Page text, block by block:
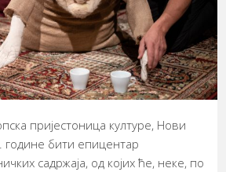
пријестоница културе, Нови
године бити епицентар
садржаја, од којих ће, неке, по